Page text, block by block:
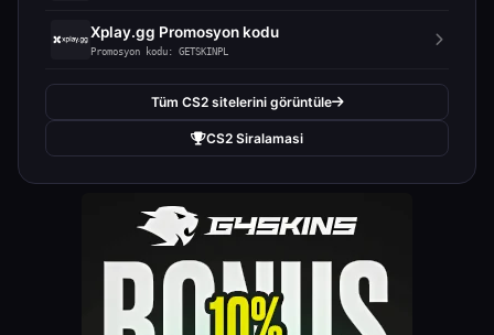
Xplay.gg Promosyon kodu
Promosyon kodu: GETSKINPL
Tüm CS2 sitelerini görüntüle
CS2 Siralamasi